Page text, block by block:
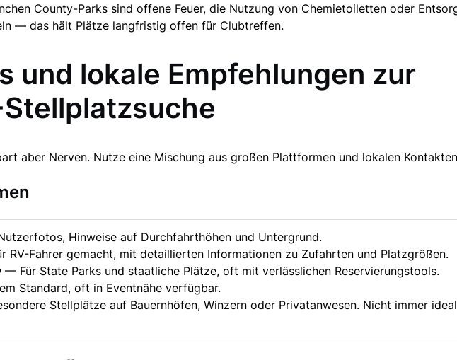
County-Parks sind offene Feuer, die Nutzung von Chemietoiletten oder
— das hält Plätze langfristig offen für Clubtreffen.
und lokale Empfehlungen zur
aber Nerven. Nutze eine Mischung aus großen Plattformen und lokalen
Hinweise auf Durchfahrthöhen und Untergrund.
RV-Fahrer gemacht, mit detaillierten Informationen zu Zufahrten und Platzgrößen.
— Für State Parks und staatliche Plätze, oft mit verlässlichen Reservierungstools.
Standard, oft in Eventnähe verfügbar.
Stellplätze auf Bauernhöfen, Winzern oder Privatanwesen. Nicht immer